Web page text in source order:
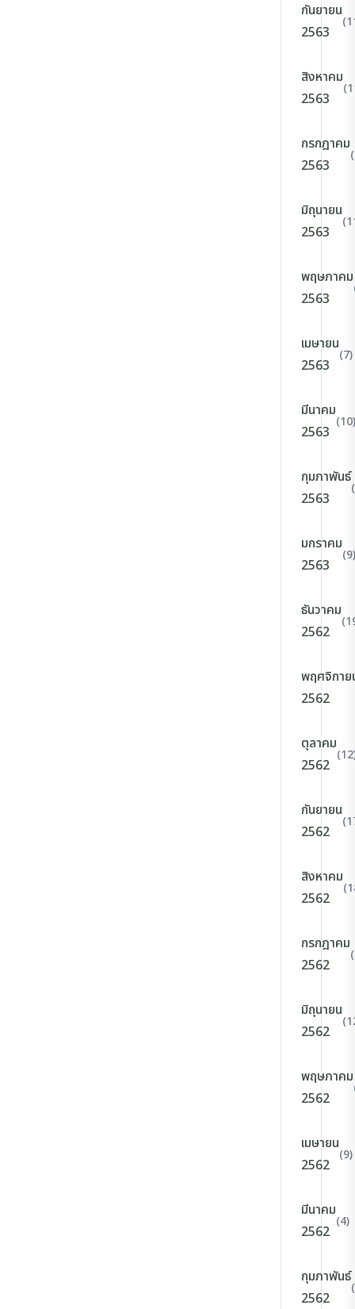
กันยายน
2563
สิงหาคม
2563
กรกฎาคม
2563
มิถุนายน
2563
พฤษภาคม
2563
เมษายน
2563
(7)
มีนาคม
2563
(10)
กุมภาพันธ์
2563
มกราคม
2563
(9)
ธันวาคม
2562
พฤศจิกาย
2562
ตุลาคม
2562
กันยายน
2562
สิงหาคม
2562
กรกฎาคม
2562
มิถุนายน
2562
พฤษภาคม
2562
เมษายน
2562
(9)
มีนาคม
2562
(4)
กุมภาพันธ์
2562